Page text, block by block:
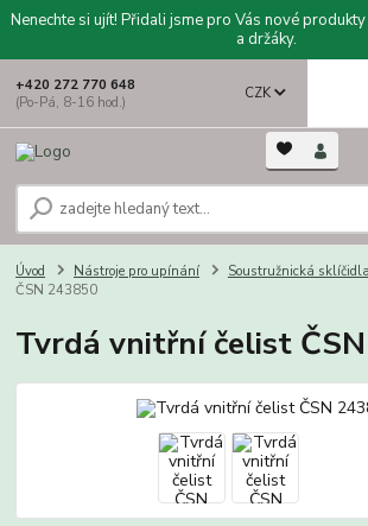
Nenechte si ujít! Přidali jsme pro Vás nové
a držáky.
CZK
+420 272 770 648
(Po-Pá, 8-16 hod.)
Úvod Nástroje pro upínání Soustružnická sklíčidla
ČSN 243850
Tvrdá vnitřní čelist